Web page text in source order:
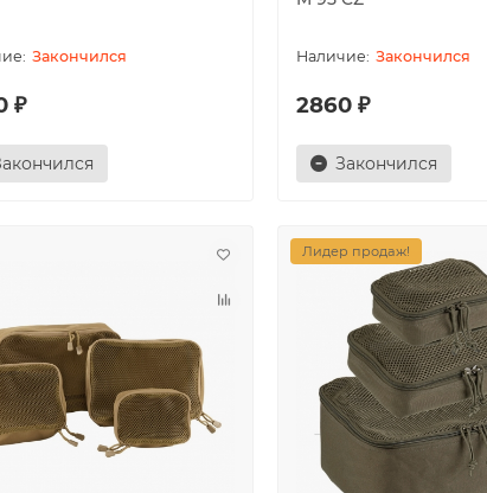
Закончился
₽
Закончился
2860 ₽
Закончился
Лидер продаж!